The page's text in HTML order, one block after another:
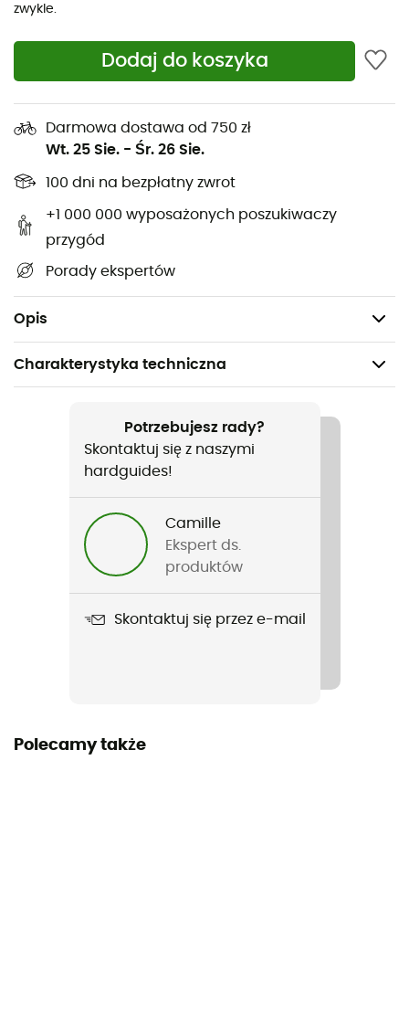
zwykle.
Dodaj do koszyka
Darmowa dostawa od 750 zł
Wt. 25 Sie. - Śr. 26 Sie.
100 dni na bezpłatny zwrot
+1 000 000 wyposażonych poszukiwaczy
przygód
Porady ekspertów
Opis
Oddychająca siateczka z wzmocnieniami z
ochrony i lekkości
Wtryskiwana wkładka z zewnętrznymi strukturami
wspierającymi funkcję amortyzacji
Podeszwa mud-ground z systemem Impact Brake,
z możliwością zamontowania kolców do użytku na
zaśnieżonych lub oblodzonych terenach
maksymalnego komfortu
Charakterystyka techniczna
Nordic walking / Trail
Nieprzemakalność
Potrzebujesz rady?
Skontaktuj się z naszymi
hardguides!
Camille
Ekspert ds.
produktów
Skontaktuj się przez e-mail
Polecamy także